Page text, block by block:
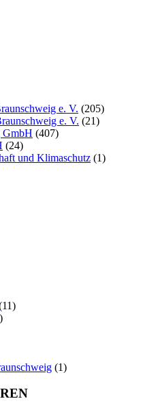
e. V. (205)
e. V. (21)
GmbH (407)
(24)
und Klimaschutz (1)
(1)